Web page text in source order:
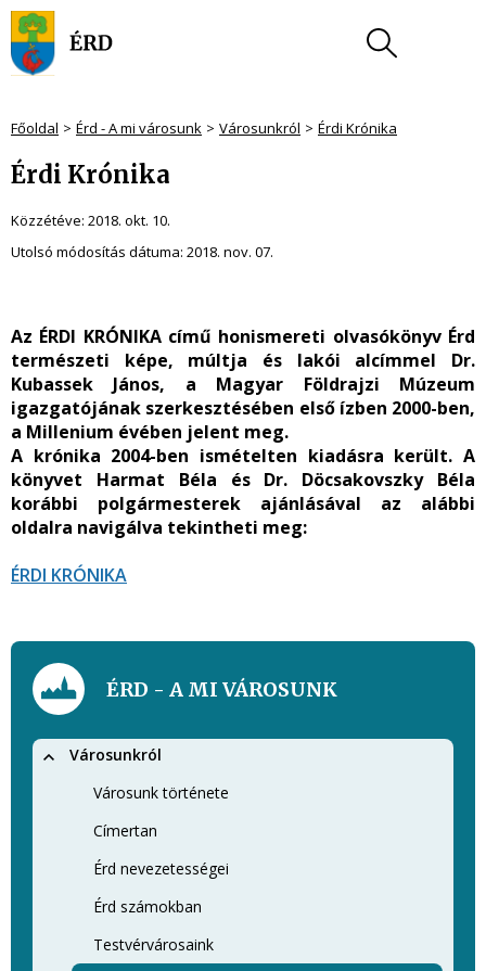
Főoldal Érd - A mi városunk Városunkról Érdi Krónika
Érdi Krónika
Közzétéve: 2018. okt. 10.
Utolsó módosítás dátuma: 2018. nov. 07.
Az ÉRDI KRÓNIKA című honismereti olvasókönyv Érd
természeti képe, múltja és lakói alcímmel Dr.
Kubassek János, a Magyar Földrajzi Múzeum
igazgatójának szerkesztésében első ízben 2000-ben,
a Millenium évében jelent meg.
A krónika 2004-ben ismételten kiadásra került. A
könyvet Harmat Béla és Dr. Döcsakovszky Béla
korábbi polgármesterek ajánlásával az alábbi
oldalra navigálva tekintheti meg:
ÉRDI KRÓNIKA
ÉRD - A MI VÁROSUNK
Városunkról
Városunk története
Címertan
Érd nevezetességei
Érd számokban
Testvérvárosaink